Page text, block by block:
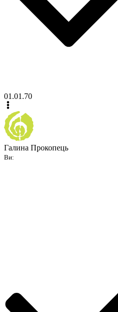
01.01.70
Галина Прокопець
Ви: